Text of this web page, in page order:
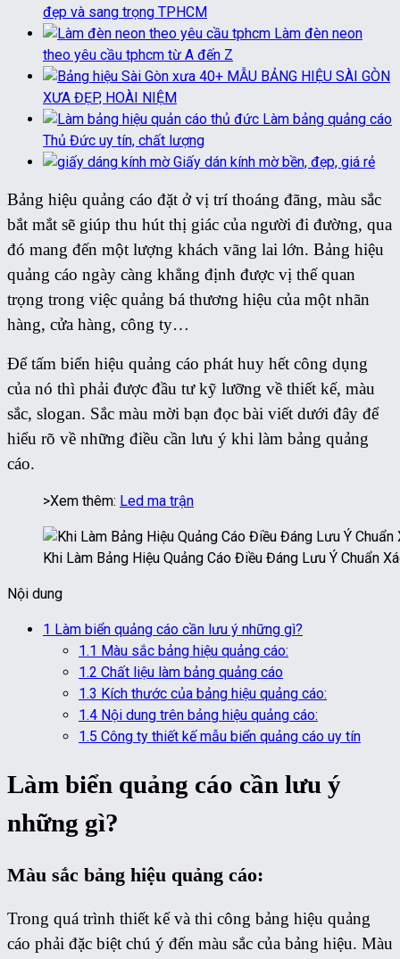
đẹp và sang trọng TPHCM
Làm đèn neon
theo yêu cầu tphcm từ A đến Z
40+ MẪU BẢNG HIỆU SÀI GÒN
XƯA ĐẸP, HOÀI NIỆM
Làm bảng quảng cáo
Thủ Đức uy tín, chất lượng
Giấy dán kính mờ bền, đẹp, giá rẻ
Bảng hiệu quảng cáo đặt ở vị trí thoáng đãng, màu sắc
bắt mắt sẽ giúp thu hút thị giác của người đi đường, qua
đó mang đến một lượng khách vãng lai lớn. Bảng hiệu
quảng cáo ngày càng khẳng định được vị thế quan
trọng trong việc quảng bá thương hiệu của một nhãn
hàng, cửa hàng, công ty…
Để tấm biển hiệu quảng cáo phát huy hết công dụng
của nó thì phải được đầu tư kỹ lưỡng về thiết kế, màu
sắc, slogan. Sắc màu mời bạn đọc bài viết dưới đây để
hiểu rõ về những điều cần lưu ý khi làm bảng quảng
cáo.
>Xem thêm: Led ma trận
Khi Làm Bảng Hiệu Quảng Cáo Điều Đáng Lưu Ý Chuẩn
Nội dung
1 Làm biển quảng cáo cần lưu ý những gì?
1.1 Màu sắc bảng hiệu quảng cáo:
1.2 Chất liệu làm bảng quảng cáo
1.3 Kích thước của bảng hiệu quảng cáo:
1.4 Nội dung trên bảng hiệu quảng cáo:
1.5 Công ty thiết kế mẫu biển quảng cáo uy tín
Làm biển quảng cáo cần lưu ý
những gì?
Màu sắc bảng hiệu quảng cáo:
Trong quá trình thiết kế và thi công bảng hiệu quảng
cáo phải đặc biệt chú ý đến màu sắc của bảng hiệu. Màu